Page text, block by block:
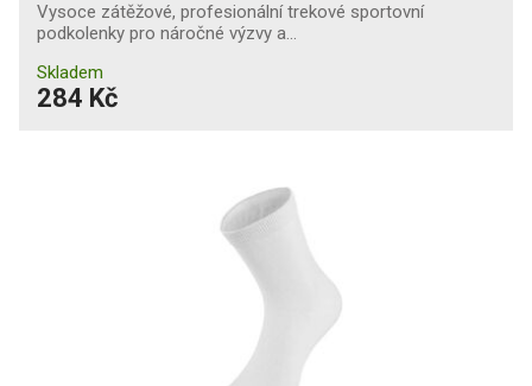
Vysoce zátěžové, profesionální trekové sportovní
podkolenky pro náročné výzvy a…
Skladem
284 Kč